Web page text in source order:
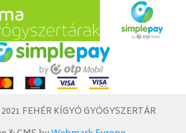
FEHÉR KÍGYÓ GYÓGYSZERTÁR